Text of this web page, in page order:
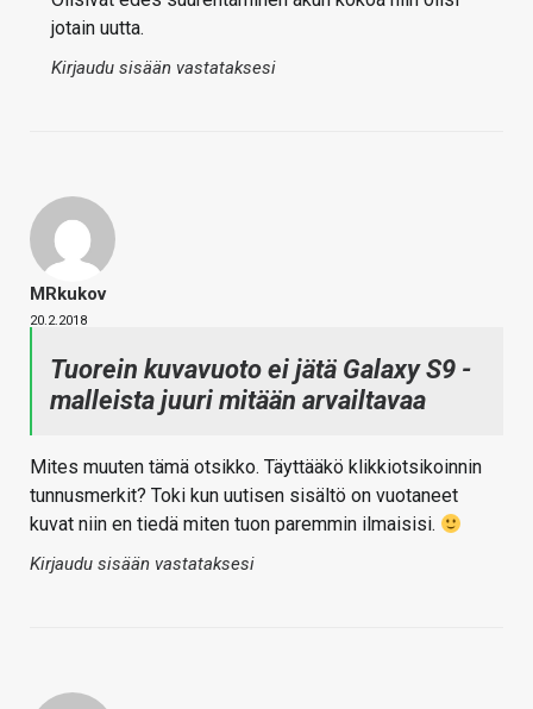
jotain uutta.
Kirjaudu sisään vastataksesi
MRkukov
20.2.2018
Tuorein kuvavuoto ei jätä Galaxy S9 -
malleista juuri mitään arvailtavaa
Mites muuten tämä otsikko. Täyttääkö klikkiotsikoinnin
tunnusmerkit? Toki kun uutisen sisältö on vuotaneet
kuvat niin en tiedä miten tuon paremmin ilmaisisi.
Kirjaudu sisään vastataksesi